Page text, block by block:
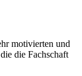
motivierten und
die Fachschaft